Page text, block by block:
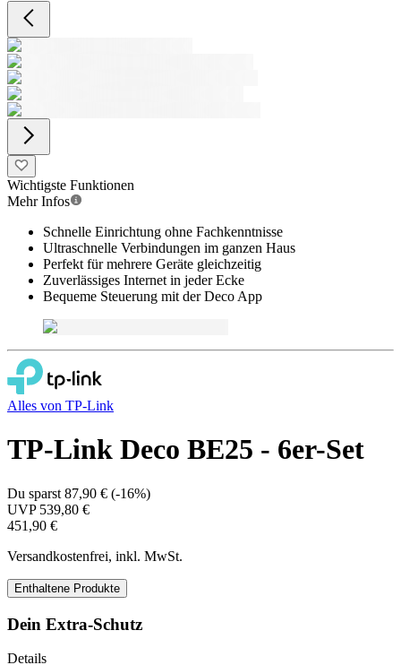
Wichtigste Funktionen
Mehr Infos
Schnelle Einrichtung ohne Fachkenntnisse
Ultraschnelle Verbindungen im ganzen Haus
Perfekt für mehrere Geräte gleichzeitig
Zuverlässiges Internet in jeder Ecke
Bequeme Steuerung mit der Deco App
Alles von TP-Link
TP-Link Deco BE25 - 6er-Set
Du sparst 87,90 € (-16%)
UVP 539,80 €
451,90 €
Versandkostenfrei, inkl. MwSt.
Enthaltene Produkte
Dein Extra-Schutz
Details